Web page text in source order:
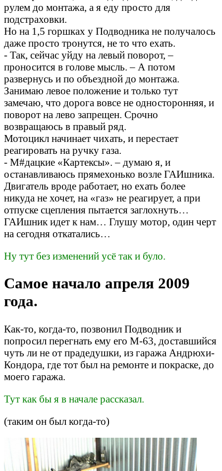
рулем до монтажа, а я еду просто для
подстраховки.
Но на 1,5 горшках у Подводника не получалось
даже просто тронутся, не то что ехать.
- Так, сейчас уйду на левый поворот, –
проносится в голове мысль. – А потом
развернусь и по объездной до монтажа.
Занимаю левое положение и только тут
замечаю, что дорога вовсе не односторонняя, и
поворот на лево запрещен. Срочно
возвращаюсь в правый ряд.
Мотоцикл начинает чихать, и перестает
реагировать на ручку газа.
- М#дацкие «Картексы». – думаю я, и
останавливаюсь прямехонько возле ГАИшника.
Двигатель вроде работает, но ехать более
никуда не хочет, на «газ» не реагирует, а при
отпуске сцепления пытается заглохнуть…
ГАИшник идет к нам… Глушу мотор, один черт
на сегодня откатались…
Ну тут без изменений усё так и було.
Самое начало апреля 2009
года.
Как-то, когда-то, позвонил Подводник и
попросил перегнать ему его М-63, доставшийся
чуть ли не от прадедушки, из гаража Андрюхи-
Кондора, где тот был на ремонте и покраске, до
моего гаража.
Тут как бы я в начале рассказал.
(таким он был когда-то)